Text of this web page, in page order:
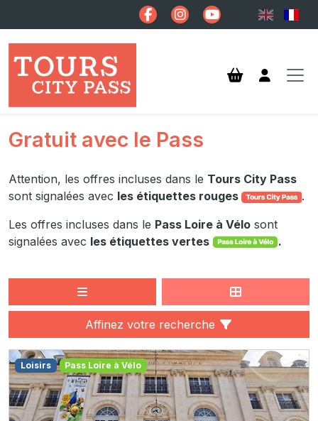
Aller au contenu principal
Gratuit avec le Pass
Attention, les offres incluses dans le Tours City Pass
sont signalées avec les étiquettes rouges
.
Les offres incluses dans le Pass Loire à Vélo sont
signalées avec les étiquettes vertes .
Affinez votre recherche
Loisirs Pass Loire à Vélo